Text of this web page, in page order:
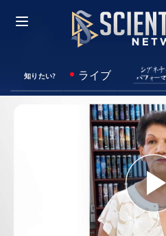
知りたい? ライブ